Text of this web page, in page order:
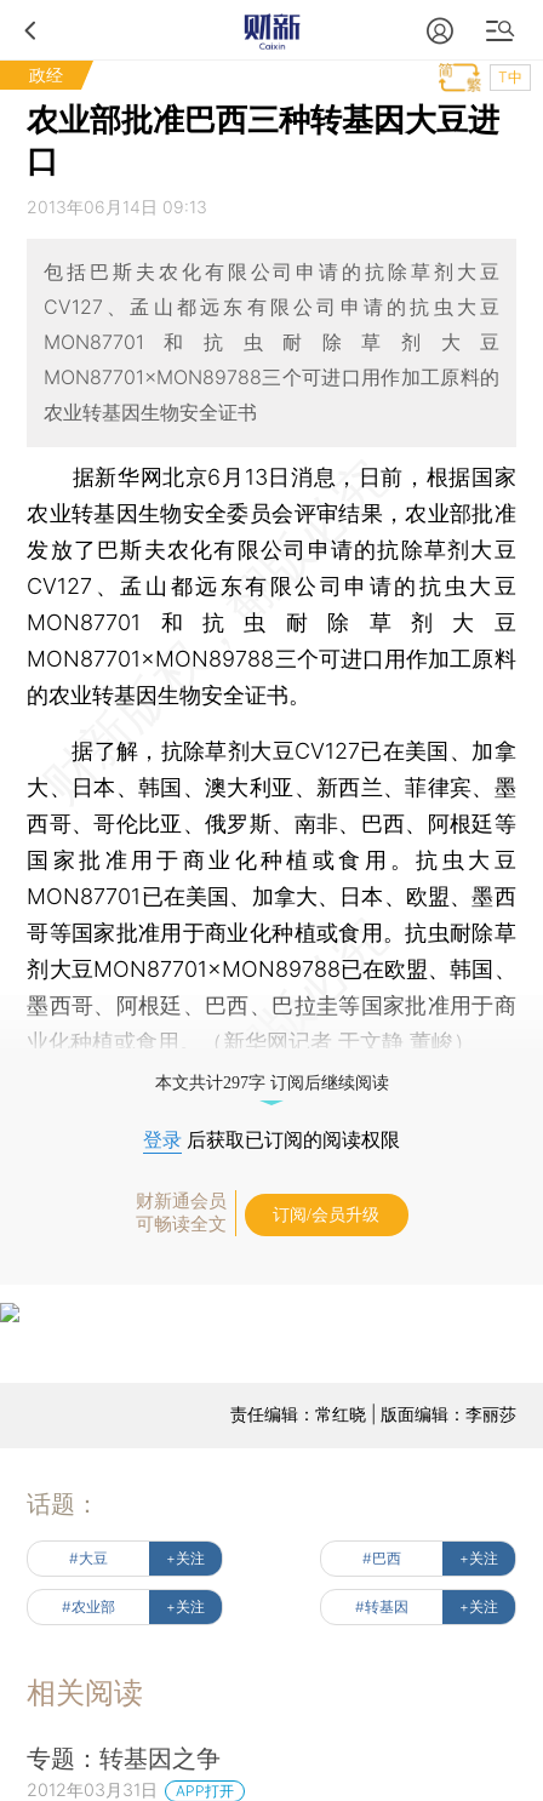
政经 T中
农业部批准巴西三种转基因大豆进
口
2013年06月14日 09:13
包括巴斯夫农化有限公司申请的抗除草剂大豆
CV127、孟山都远东有限公司申请的抗虫大豆
MON87701和抗虫耐除草剂大豆
MON87701×MON89788三个可进口用作加工原料的
农业转基因生物安全证书
据新华网北京6月13日消息，日前，根据国家
农业转基因生物安全委员会评审结果，农业部批准
发放了巴斯夫农化有限公司申请的抗除草剂大豆
CV127、孟山都远东有限公司申请的抗虫大豆
MON87701和抗虫耐除草剂大豆
MON87701×MON89788三个可进口用作加工原料
的农业转基因生物安全证书。
据了解，抗除草剂大豆CV127已在美国、加拿
大、日本、韩国、澳大利亚、新西兰、菲律宾、墨
西哥、哥伦比亚、俄罗斯、南非、巴西、阿根廷等
国家批准用于商业化种植或食用。抗虫大豆
MON87701已在美国、加拿大、日本、欧盟、墨西
哥等国家批准用于商业化种植或食用。抗虫耐除草
剂大豆MON87701×MON89788已在欧盟、韩国、
墨西哥、阿根廷、巴西、巴拉圭等国家批准用于商
业化种植或食用。（新华网记者 于文静 董峻）
本文共计297字 订阅后继续阅读
登录 后获取已订阅的阅读权限
财新通会员
可畅读全文
订阅/会员升级
责任编辑：常红晓 | 版面编辑：李丽莎
话题：
#大豆 +关注 #巴西 +关注
#农业部 +关注 #转基因 +关注
相关阅读
专题：转基因之争
2012年03月31日 APP打开